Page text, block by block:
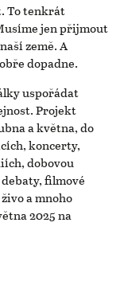
To tenkrát
jen přijmout
země. A
dopadne.
uspořádat
Projekt
a května, do
koncerty,
dobovou
filmové
a mnoho
2025 na